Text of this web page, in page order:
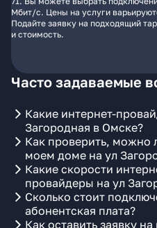
Мбит/с. Цены на услуги
Подайте заявку на подходящий
и стоимость.
Часто задаваемые
Какие интернет-
Загородная в Омске?
Как проверить, можно
моем доме на ул
Какие скорости
провайдеры на ул
Сколько стоит
абонентская плата?
Как оставить заявку